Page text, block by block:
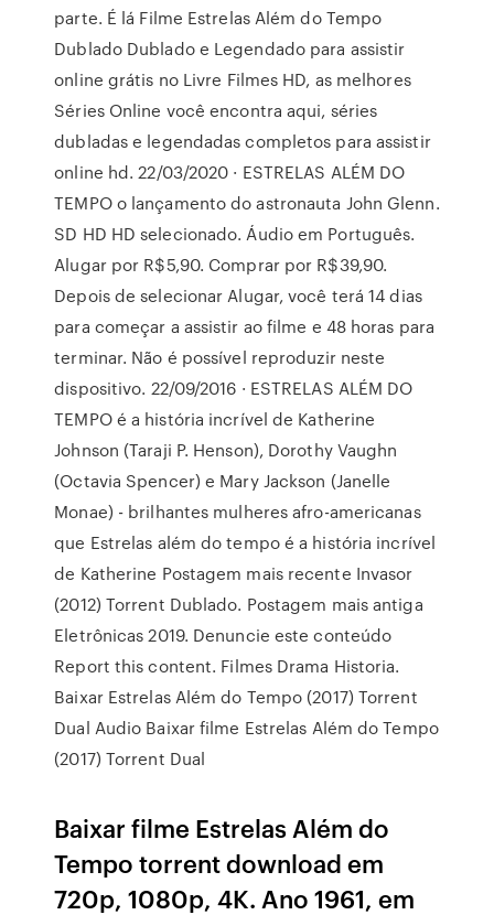
parte. É lá Filme Estrelas Além do Tempo
Dublado Dublado e Legendado para assistir
online grátis no Livre Filmes HD, as melhores
Séries Online você encontra aqui, séries
dubladas e legendadas completos para assistir
online hd. 22/03/2020 · ESTRELAS ALÉM DO
TEMPO o lançamento do astronauta John Glenn.
SD HD HD selecionado. Áudio em Português.
Alugar por R$5,90. Comprar por R$39,90.
Depois de selecionar Alugar, você terá 14 dias
para começar a assistir ao filme e 48 horas para
terminar. Não é possível reproduzir neste
dispositivo. 22/09/2016 · ESTRELAS ALÉM DO
TEMPO é a história incrível de Katherine
Johnson (Taraji P. Henson), Dorothy Vaughn
(Octavia Spencer) e Mary Jackson (Janelle
Monae) - brilhantes mulheres afro-americanas
que Estrelas além do tempo é a história incrível
de Katherine Postagem mais recente Invasor
(2012) Torrent Dublado. Postagem mais antiga
Eletrônicas 2019. Denuncie este conteúdo
Report this content. Filmes Drama Historia.
Baixar Estrelas Além do Tempo (2017) Torrent
Dual Audio Baixar filme Estrelas Além do Tempo
(2017) Torrent Dual
Baixar filme Estrelas Além do
Tempo torrent download em
720p, 1080p, 4K. Ano 1961, em